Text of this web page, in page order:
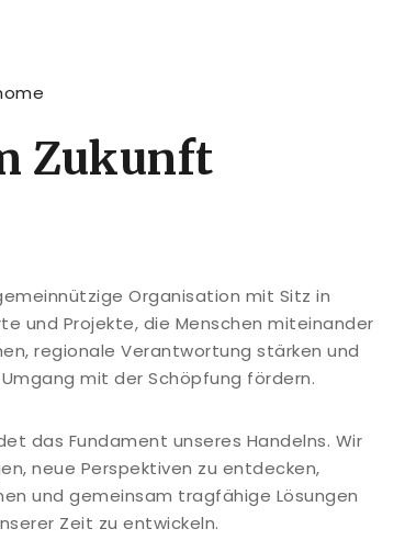
Zukunft
Organisation mit Sitz in
und Projekte, die Menschen miteinander
regionale Verantwortung stärken und
mit der Schöpfung fördern.
das Fundament unseres Handelns. Wir
neue Perspektiven zu entdecken,
und gemeinsam tragfähige Lösungen
Zeit zu entwickeln.